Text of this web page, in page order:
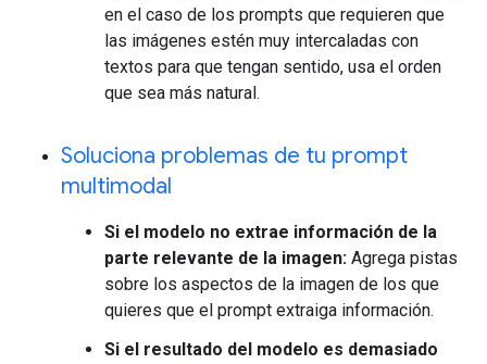
en el caso de los prompts que requieren que
las imágenes estén muy intercaladas con
textos para que tengan sentido, usa el orden
que sea más natural.
Soluciona problemas de tu prompt
multimodal
Si el modelo no extrae información de la
parte relevante de la imagen: Agrega pistas
sobre los aspectos de la imagen de los que
quieres que el prompt extraiga información.
Si el resultado del modelo es demasiado